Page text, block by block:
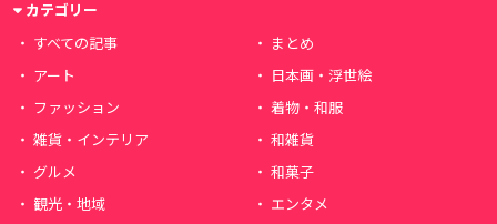
カテゴリー
すべての記事
まとめ
アート
日本画・浮世絵
ファッション
着物・和服
雑貨・インテリア
和雑貨
グルメ
和菓子
観光・地域
エンタメ